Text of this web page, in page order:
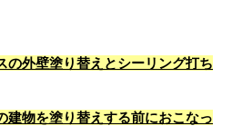
の外壁塗り替えとシーリング打ち
建物を塗り替えする前におこなっ